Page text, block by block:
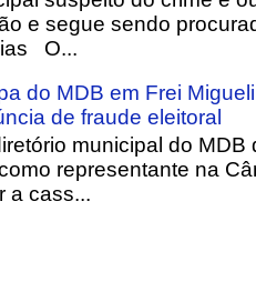
e segue sendo
O...
do MDB em Frei
de fraude eleitoral
municipal do
representante na
a cass...